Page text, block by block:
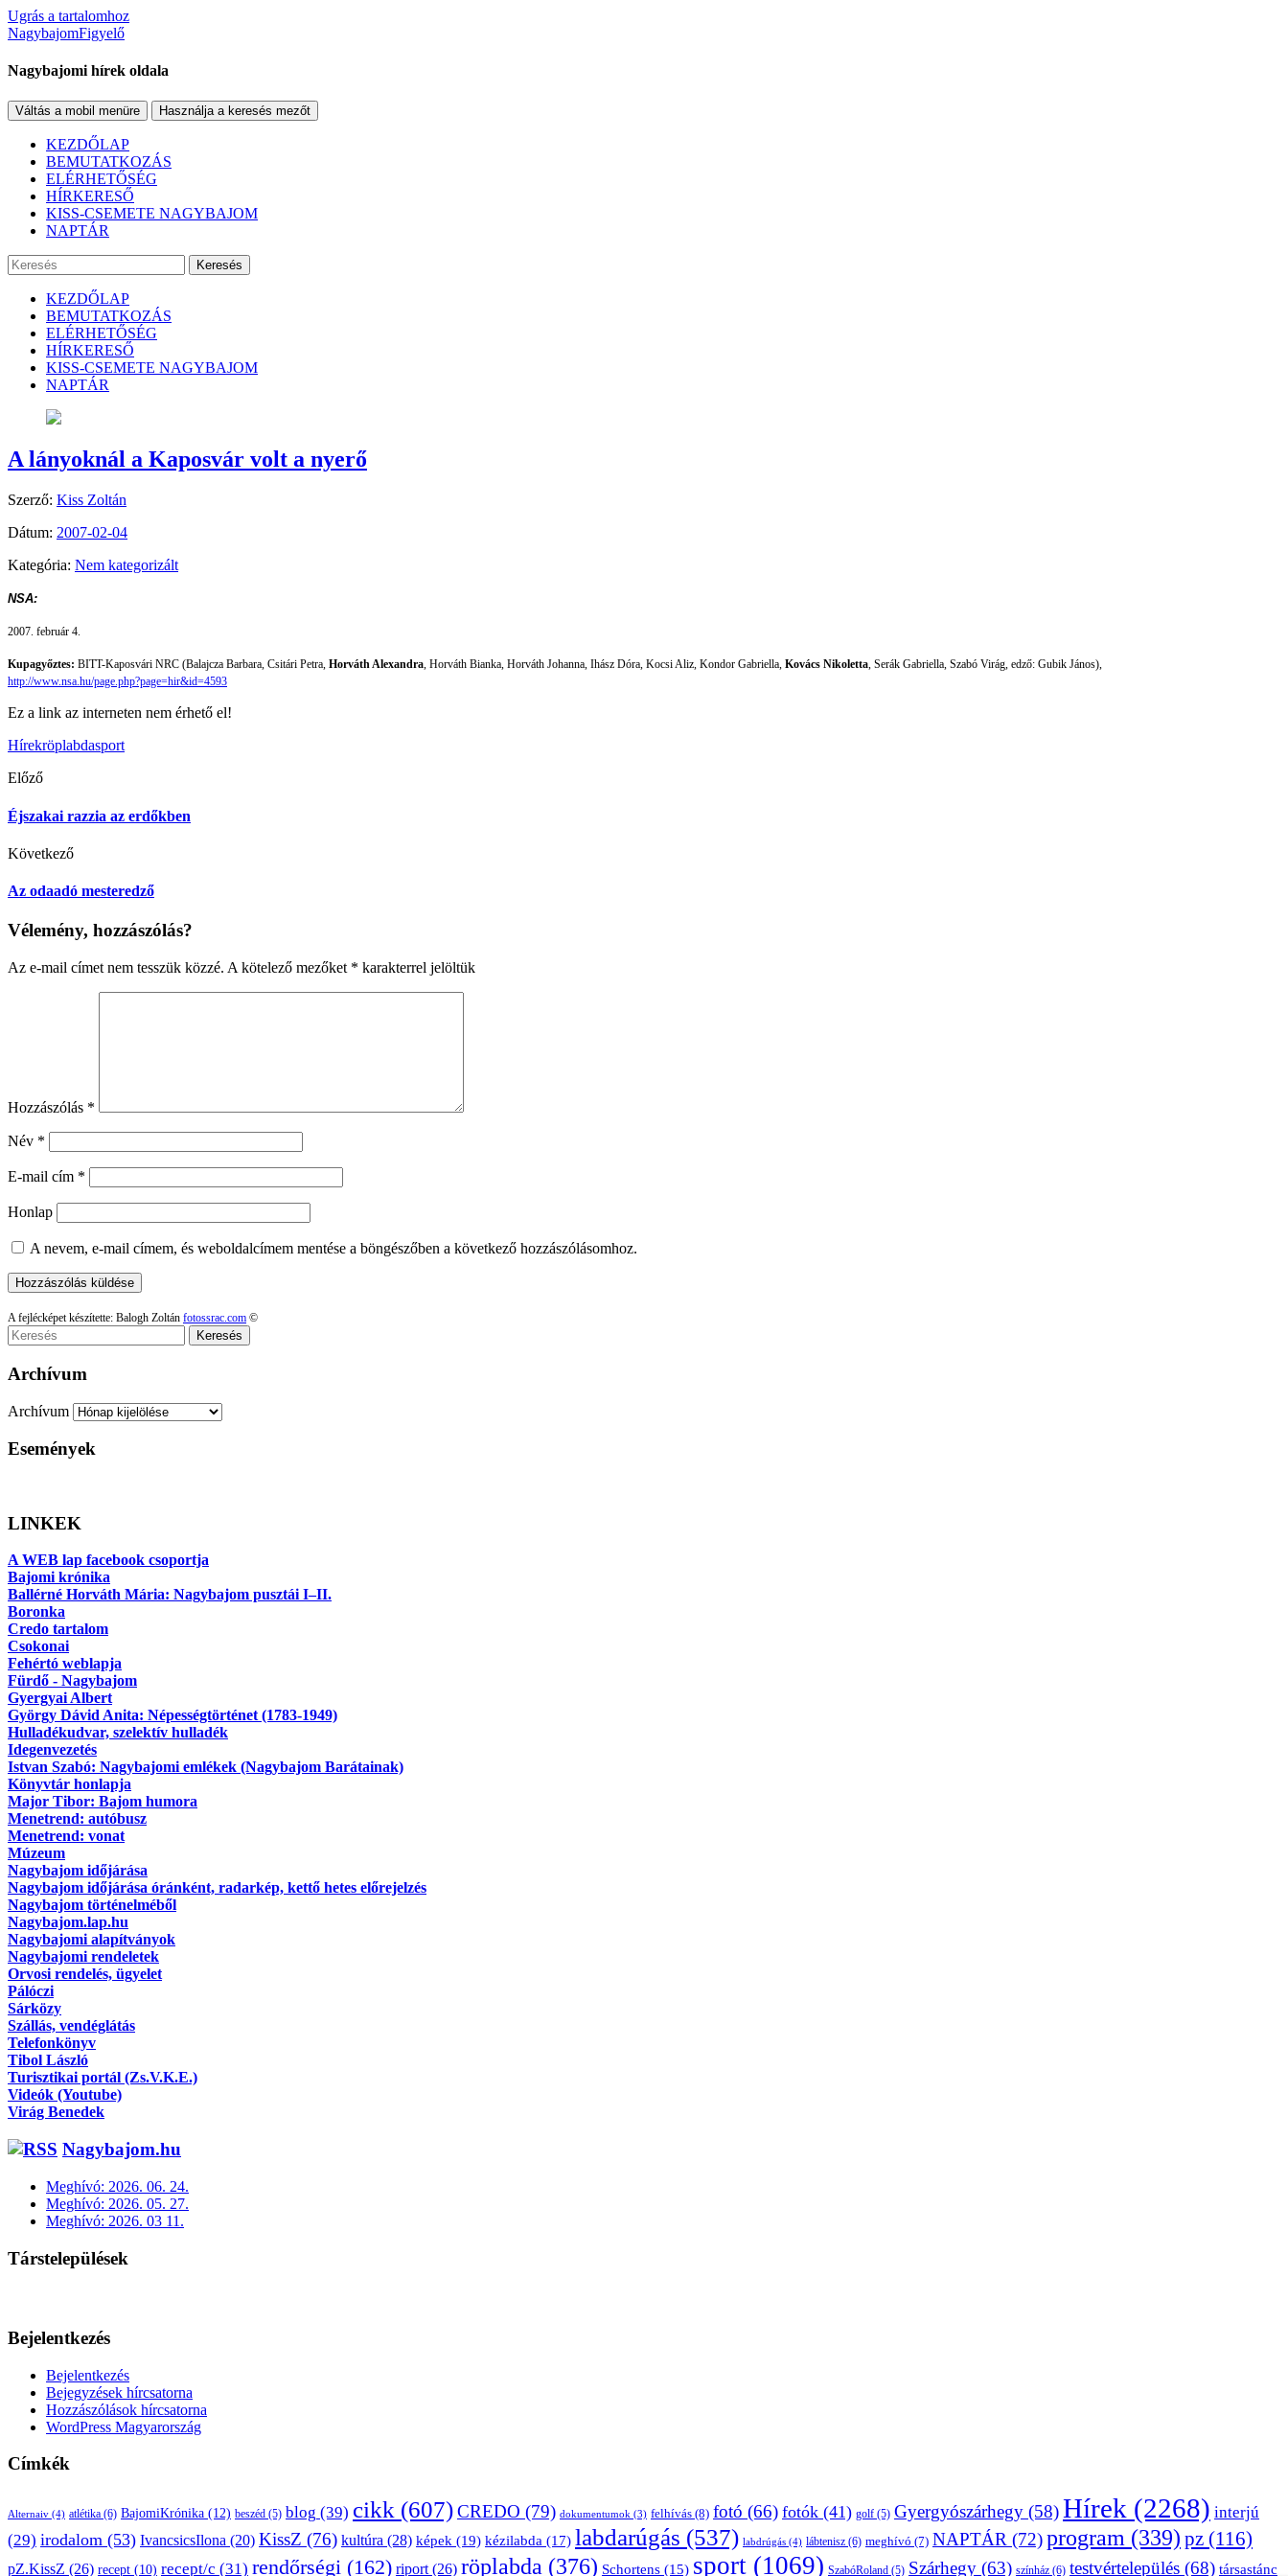
Ugrás a tartalomhoz
NagybajomFigyelő
Nagybajomi hírek oldala
Váltás a mobil menüre Használja a keresés mezőt
KEZDŐLAP
BEMUTATKOZÁS
ELÉRHETŐSÉG
HÍRKERESŐ
KISS-CSEMETE NAGYBAJOM
NAPTÁR
Keresés
KEZDŐLAP
BEMUTATKOZÁS
ELÉRHETŐSÉG
HÍRKERESŐ
KISS-CSEMETE NAGYBAJOM
NAPTÁR
A lányoknál a Kaposvár volt a nyerő
Szerző: Kiss Zoltán
Dátum: 2007-02-04
Kategória: Nem kategorizált
NSA:
2007. február 4.
Kupagyőztes: BITT-Kaposvári NRC (Balajcza Barbara, Csitári Petra, Horváth Alexandra, Horváth Bianka, Horváth Johanna, Ihász Dóra, Kocsi Aliz, Kondor Gabriella, Kovács Nikoletta, Serák Gabriella, Szabó Virág, edző: Gubik János),
http://www.nsa.hu/page.php?page=hir&id=4593
Ez a link az interneten nem érhető el!
Hírekröplabdasport
Előző
Éjszakai razzia az erdőkben
Következő
Az odaadó mesteredző
Vélemény, hozzászólás?
Az e-mail címet nem tesszük közzé. A kötelező mezőket * karakterrel jelöltük
Hozzászólás *
Név *
E-mail cím *
Honlap
A nevem, e-mail címem, és weboldalcímem mentése a böngészőben a következő hozzászólásomhoz.
A fejlécképet készítette: Balogh Zoltán fotossrac.com ©
Keresés
Archívum
Archívum
Események
LINKEK
A WEB lap facebook csoportja
Bajomi krónika
Ballérné Horváth Mária: Nagybajom pusztái I–II.
Boronka
Credo tartalom
Csokonai
Fehértó weblapja
Fürdő - Nagybajom
Gyergyai Albert
György Dávid Anita: Népességtörténet (1783-1949)
Hulladékudvar, szelektív hulladék
Idegenvezetés
Istvan Szabó: Nagybajomi emlékek (Nagybajom Barátainak)
Könyvtár honlapja
Major Tibor: Bajom humora
Menetrend: autóbusz
Menetrend: vonat
Múzeum
Nagybajom időjárása
Nagybajom időjárása óránként, radarkép, kettő hetes előrejelzés
Nagybajom történelméből
Nagybajom.lap.hu
Nagybajomi alapítványok
Nagybajomi rendeletek
Orvosi rendelés, ügyelet
Pálóczi
Sárközy
Szállás, vendéglátás
Telefonkönyv
Tibol László
Turisztikai portál (Zs.V.K.E.)
Videók (Youtube)
Virág Benedek
Nagybajom.hu
Meghívó: 2026. 06. 24.
Meghívó: 2026. 05. 27.
Meghívó: 2026. 03 11.
Társtelepülések
Bejelentkezés
Bejelentkezés
Bejegyzések hírcsatorna
Hozzászólások hírcsatorna
WordPress Magyarország
Címkék
Alternaiv (4) atlétika (6) BajomiKrónika (12) beszéd (5) blog (39) cikk (607)CREDO (79) dokumentumok (3) felhívás (8) fotó (66) fotók (41) golf (5) Gyergyószárhegy (58)Hírek (2268) interjú
(29) irodalom (53) IvancsicsIlona (20) KissZ (76) kultúra (28) képek (19) kézilabda (17) labdarúgás (537) labdrúgás (4) lábtenisz (6) meghívó (7) NAPTÁR (72)program (339) pz (116)
pZ.KissZ (26) recept (10) recept/c (31) rendőrségi (162) riport(26) röplabda (376) Schortens (15) sport (1069) SzabóRoland (5) Szárhegy (63) színház (6) testvértelepülés (68) társastánc